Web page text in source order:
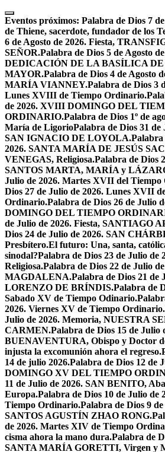
Skip
to
content
Eventos próximos: Palabra de Dios 7
de Thiene, sacerdote, fundador de los
6 de Agosto de 2026. Fiesta,
SEÑOR.Palabra de Dios 5 de Agosto
DEDICACIÓN DE LA BASÍLICA
MAYOR.Palabra de Dios 4 de Agosto
MARÍA VIANNEY.Palabra de Dios 3
Lunes XVIII de Tiempo Ordinario.
de 2026. XVIII DOMINGO DEL
ORDINARIO.Palabra de Dios 1º de
María de LigorioPalabra de Dios 31
SAN IGNACIO DE LOYOLA.Palabra
2026. SANTA MARÍA DE JESÚS
VENEGAS, Religiosa.Palabra de Dios
SANTOS MARTA, MARÍA y
Julio de 2026. Martes XVII del
Dios 27 de Julio de 2026. Lunes XVII
Ordinario.Palabra de Dios 26 de Julio
DOMINGO DEL TIEMPO
de Julio de 2026. Fiesta, SANTIAGO
Dios 24 de Julio de 2026. SAN
Presbítero.El futuro: Una, santa,
sinodal?Palabra de Dios 23 de Julio
Religiosa.Palabra de Dios 22 de Julio
MAGDALENA.Palabra de Dios 21 de
LORENZO DE BRÍNDIS.Palabra de
Sabado XV de Tiempo Odinario.
2026. Viernes XV de Tiempo Ordinario.
Julio de 2026. Memoria, NUESTRA
CARMEN.Palabra de Dios 15 de Julio
BUENAVENTURA, Obispo y Doctor
injusta la excomunión ahora el regreso.
14 de julio 2026.Palabra de Dios 12 de
DOMINGO XV DEL TIEMPO
11 de Julio de 2026. SAN BENITO,
Europa.Palabra de Dios 10 de Julio de
Tiempo Ordinario.Palabra de Dios 9
SANTOS AGUSTÍN ZHAO RONG.
de 2026. Martes XIV de Tiempo
cisma ahora la mano dura.Palabra de
SANTA MARÍA GORETTI, Virgen y